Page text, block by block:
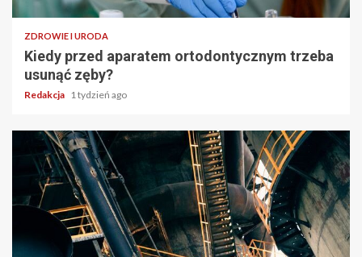
ZDROWIE I URODA
Kiedy przed aparatem ortodontycznym trzeba
usunąć zęby?
Redakcja 1 tydzień ago